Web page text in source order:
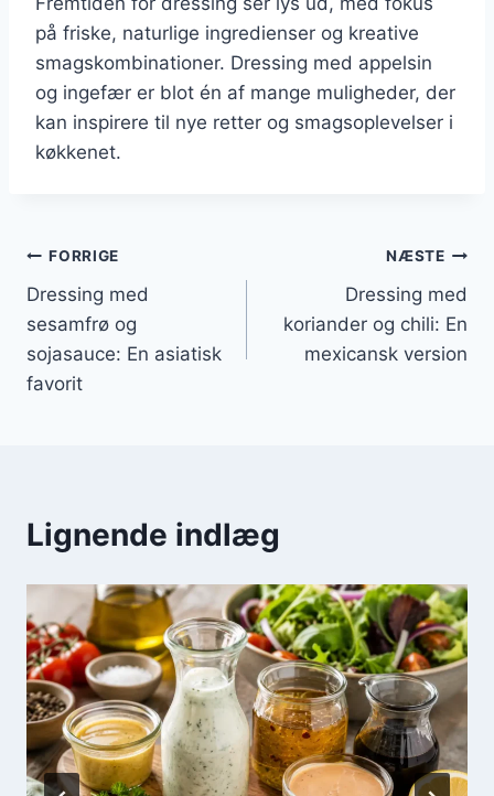
på friske, naturlige ingredienser og kreative
smagskombinationer. Dressing med appelsin
og ingefær er blot én af mange muligheder, der
kan inspirere til nye retter og smagsoplevelser i
køkkenet.
Indlægsnavigation
FORRIGE
Dressing med
sesamfrø og
sojasauce: En asiatisk
favorit
NÆSTE
Dressing med
koriander og chili: En
mexicansk version
Lignende indlæg